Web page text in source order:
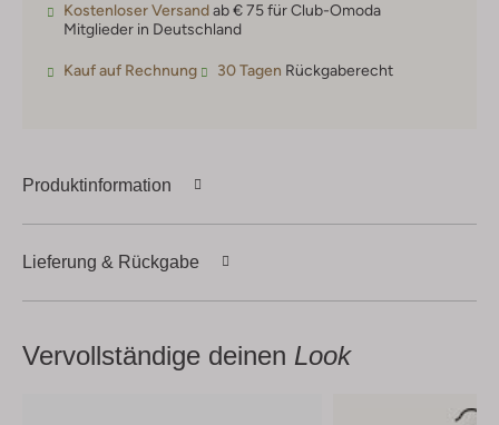
Kostenloser Versandab € 75 für Club-Omoda
Mitglieder in Deutschland
Kauf auf Rechnung 30 Tagen Rückgaberecht
Produktinformation
Lieferung & Rückgabe
Vervollständige deinen Look